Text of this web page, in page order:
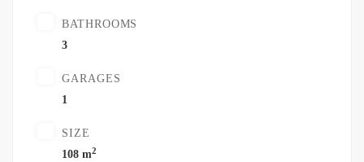
BATHROOMS
3
GARAGES
1
SIZE
108 m2